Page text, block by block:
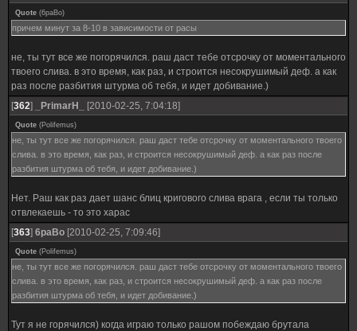
Quote (6paBo)
причем минут за 8-10 в зависимости от расы
не, ты тут все же погорячился. раш даст тебе отсрочку от моментального
твоего слива. в это время, как раз, и строится несокрушимый деф. а как
раз после разбития штурма об тебя, и идет добивание.)
[362] _PrimarH_ [2010-02-25, 7:04:18]
Quote (Polifemus)
не, ты тут все же погорячился. раш даст тебе отсрочку от моментального твоего
слива. в это время, как раз, и строится несокрушимый деф. а как раз после
разбития штурма об тебя, и идет добивание.)
Нет. Раш как раз дает шанс блиц кригового слива врага , если ты только
отвлекаешь - то это харас
[363] 6paBo [2010-02-25, 7:09:46]
Quote (Polifemus)
не, ты тут все же погорячился. раш даст тебе отсрочку от моментального твоего
слива. в это время, как раз, и строится несокрушимый деф. а как раз после
разбития штурма об тебя, и идет добивание.)
Тут я не горячился) когда играю только рашом побеждаю брутала